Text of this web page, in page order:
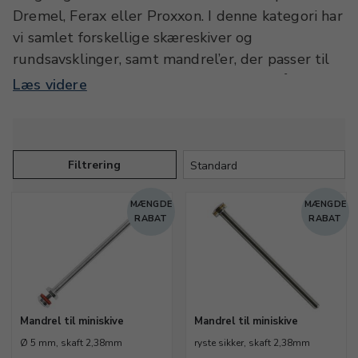
Dremel, Ferax eller Proxxon. I denne kategori har
vi samlet forskellige skæreskiver og
rundsavsklinger, samt mandrel’er, der passer til
de løse klinger og skiver. Vi tilbyder også helt
Vær opmærksom på, at micromotorerne kan køre
med meget høje omdrejninger ved fuld kraft.
maksimale omdrejningstal, men det vil i givet
fald fremgå af forpakningen. Er du i tvivl, står vi
altid klar med hjælp og vejledning.
Læs videre
Filtrering
MÆNGDE
RABAT
Mandrel til miniskive
Ø 5 mm, skaft 2,38mm
MÆNGDE
RABAT
Mandrel til miniskive
ryste sikker, skaft 2,38mm